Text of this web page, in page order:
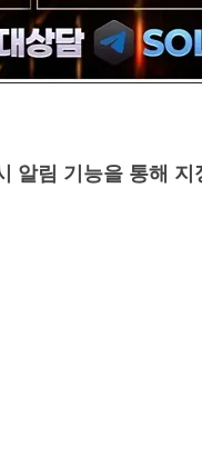
알림 기능을 통해